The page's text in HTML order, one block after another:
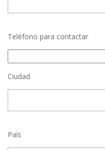
Teléfono para contactar
Ciudad
País